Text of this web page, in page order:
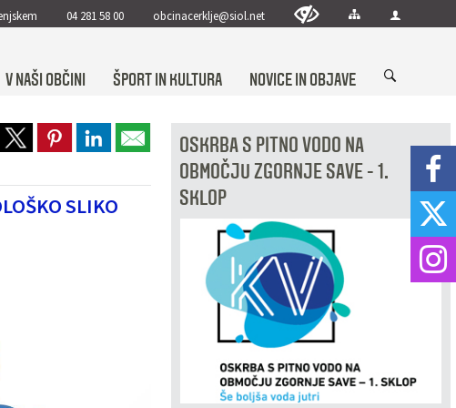
04 281 58 00 obcinacerklje@siol.net
V NAŠI OBČINI ŠPORT IN KULTURA NOVICE IN OBJAVE
SLIKO
OSKRBA S PITNO VODO NA
OBMOČJU ZGORNJE SAVE - 1.
SKLOP